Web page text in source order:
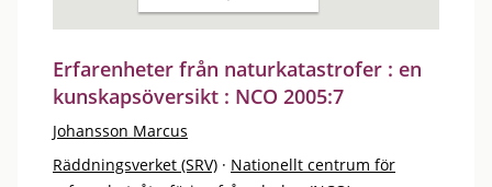
Erfarenheter från naturkatastrofer : en
kunskapsöversikt : NCO 2005:7
Johansson Marcus
Räddningsverket (SRV) · Nationellt centrum för